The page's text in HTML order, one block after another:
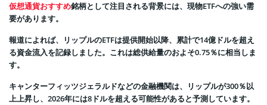
仮想通貨おすすめ銘柄として注目される背景には、現物ETFへの強い需
要があります。
報道によれば、リップルのETFは提供開始以降、累計で14億ドルを超え
る資金流入を記録しました。これは総供給量のおよそ0.75％に相当しま
す。
キャンターフィッツジェラルドなどの金融機関は、リップルが300％以
上上昇し、2026年には8ドルを超える可能性があると予測しています。